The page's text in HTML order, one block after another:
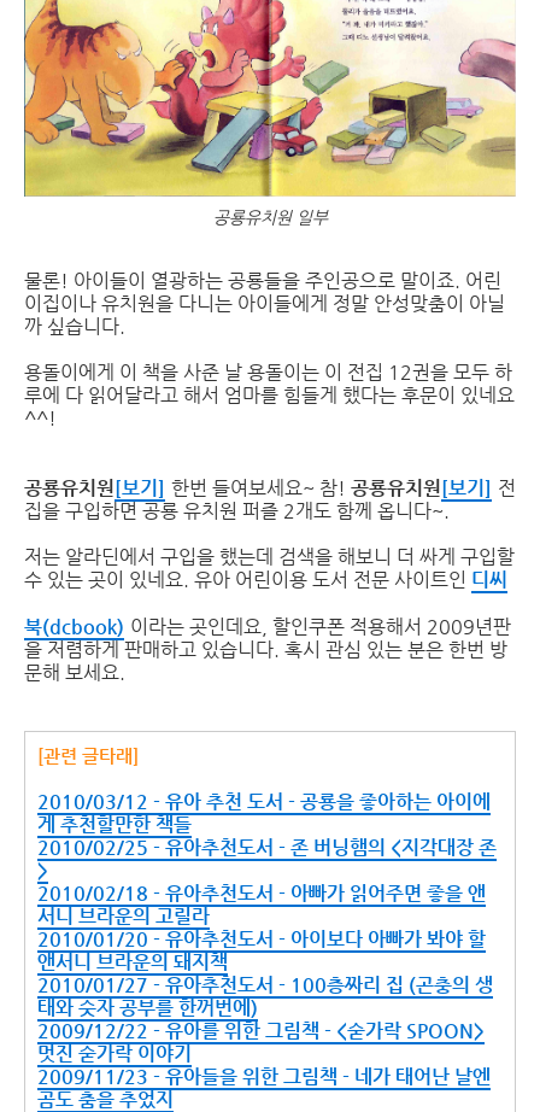
공룡유치원 일부
물론! 아이들이 열광하는 공룡들을 주인공으로 말이죠. 어린
이집이나 유치원을 다니는 아이들에게 정말 안성맞춤이 아닐
까 싶습니다.
용돌이에게 이 책을 사준 날 용돌이는 이 전집 12권을 모두 하
루에 다 읽어달라고 해서 엄마를 힘들게 했다는 후문이 있네요
^^!
공룡유치원 [보기] 한번 들여보세요~ 참! 공룡유치원 [보기] 전
집을 구입하면 공룡 유치원 퍼즐 2개도 함께 옵니다~.
저는 알라딘에서 구입을 했는데 검색을 해보니 더 싸게 구입할
수 있는 곳이 있네요. 유아 어린이용 도서 전문 사이트인 디씨
북(dcbook) 이라는 곳인데요, 할인쿠폰 적용해서 2009년판
을 저렴하게 판매하고 있습니다. 혹시 관심 있는 분은 한번 방
문해 보세요.
[관련 글타래]
2010/03/12 - 유아 추천 도서 - 공룡을 좋아하는 아이에
게 추천할만한 책들
2010/02/25 - 유아추천도서 - 존 버닝햄의 <지각대장 존
>
2010/02/18 - 유아추천도서 - 아빠가 읽어주면 좋을 앤
서니 브라운의 고릴라
2010/01/20 - 유아추천도서 - 아이보다 아빠가 봐야 할
앤서니 브라운의 돼지책
2010/01/27 - 유아추천도서 - 100층짜리 집 (곤충의 생
태와 숫자 공부를 한꺼번에)
2009/12/22 - 유아를 위한 그림책 - <숟가락 SPOON>
멋진 숟가락 이야기
2009/11/23 - 유아들을 위한 그림책 - 네가 태어난 날엔
곰도 춤을 추었지